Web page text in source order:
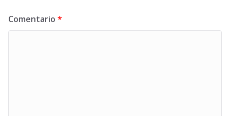
Comentario *